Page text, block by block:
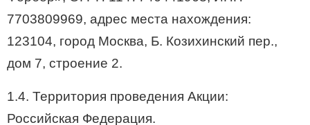
7703809969, адрес места нахождения:
123104, город Москва, Б. Козихинский пер.,
дом 7, строение 2.
1.4. Территория проведения Акции:
Российская Федерация.